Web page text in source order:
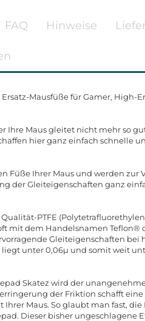
FAQ Hinweise
Mausfüße für Gamer, High-
Ihre Maus gleitet nicht mehr so
hier ganz einfach schnelle
Füße Ihrer Maus und werden zur
der Gleiteigenschaften ganz
PTFE
mit dem Handelsnamen Teflon®
Gleiteigenschaften bei
unter 0,06µ und somit weit
Skatez wird der
der Friktion schafft eine
Maus. So glaubt man fast, die
Dieser bisher ungeschlagene